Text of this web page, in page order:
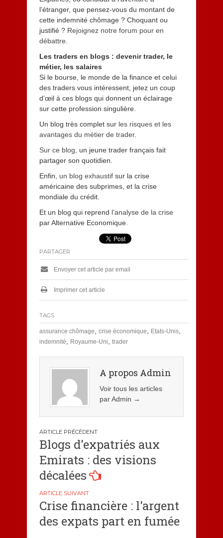
l’étranger, que pensez-vous du montant de
cette indemnité chômage ? Choquant ou
justifié ? Rejoignez notre forum pour en
débattre.
Les traders en blogs : devenir trader, le
métier, les salaires
Si le bourse, le monde de la finance et celui
des traders vous intéressent, jetez un coup
d’œil à ces blogs qui donnent un éclairage
sur cette profession singulière.
Un blog très complet sur les risques et les
avantages du métier de trader.
Sur ce blog, un jeune trader français fait
partager son quotidien.
Enfin, un blog exhaustif sur la crise
américaine des subprimes, et la crise
mondiale du crédit.
Et un blog qui reprend l’analyse de la crise
par Alternative Economique.
PARTAGER
Envoyer cet article par email
Imprimer cet article
TAGS
assurance chômage, crise économique, Etats-Unis,
indemnité, Royaume-Uni, trader
A propos Admin
Voir tous les articles
par Admin →
Navigation
de
l’article
Blogs d'expatriés aux
Emirats : des visions
décalées
Crise financière : l'argent
des expats part en fumée